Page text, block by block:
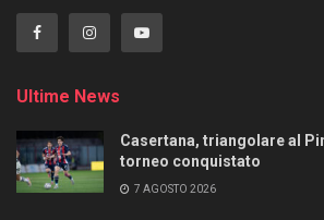
Ultime News
Casertana, triangolare al
torneo conquistato
7 AGOSTO 2026